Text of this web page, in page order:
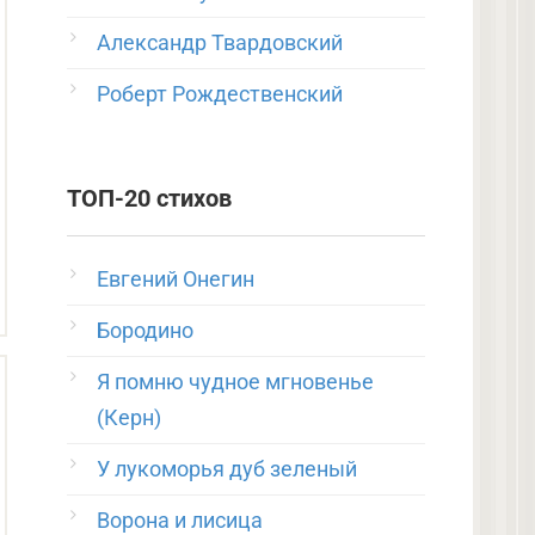
Александр Твардовский
Роберт Рождественский
ТОП-20 стихов
Евгений Онегин
Бородино
Я помню чудное мгновенье
(Керн)
У лукоморья дуб зеленый
Ворона и лисица